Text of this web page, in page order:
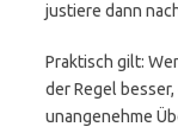
justiere dann
Praktisch gilt:
der Regel
unangenehme